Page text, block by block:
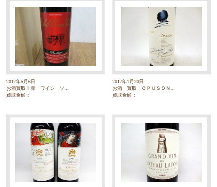
2017年5月6日
お酒買取！赤 ワイン ソ...
買取金額：
2017年1月20日
お酒 買取 ＯＰＵＳＯＮ...
買取金額：